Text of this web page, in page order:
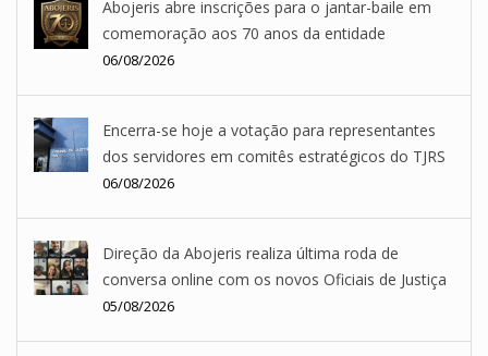
Abojeris abre inscrições para o jantar-baile em
comemoração aos 70 anos da entidade
06/08/2026
Encerra-se hoje a votação para representantes
dos servidores em comitês estratégicos do TJRS
06/08/2026
Direção da Abojeris realiza última roda de
conversa online com os novos Oficiais de Justiça
05/08/2026